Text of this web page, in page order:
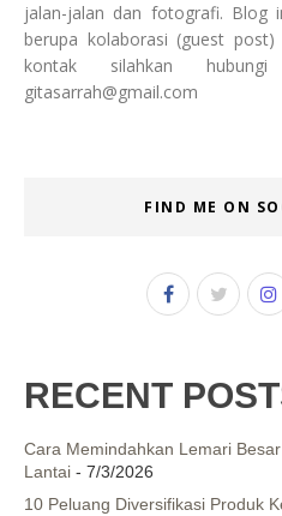
jalan-jalan dan fotografi. Blog
berupa kolaborasi (guest
kontak silahkan
gitasarrah@gmail.com
FIND ME ON
RECENT
Cara Memindahkan Lemari
Lantai - 7/3/2026
10 Peluang Diversifikasi Produk